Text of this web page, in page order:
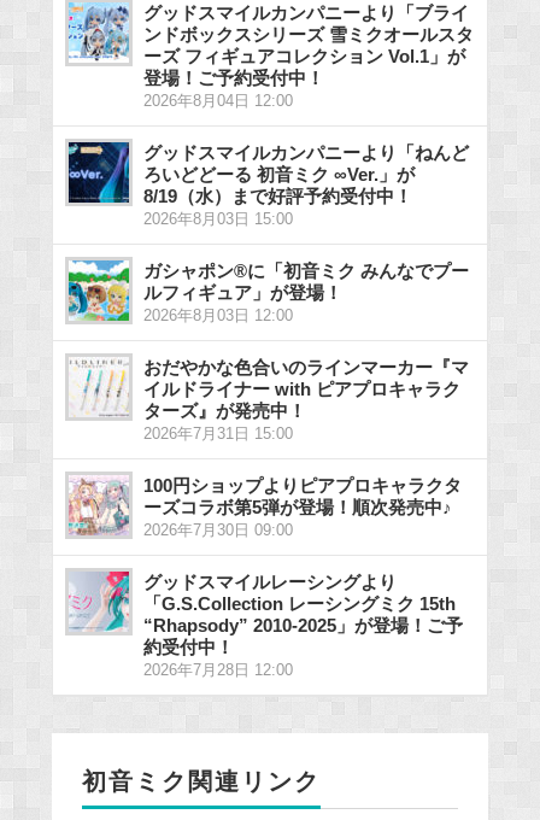
グッドスマイルカンパニーより「ブライ
ンドボックスシリーズ 雪ミクオールスタ
ーズ フィギュアコレクション Vol.1」が
登場！ご予約受付中！
2026年8月04日 12:00
グッドスマイルカンパニーより「ねんど
ろいどどーる 初音ミク ∞Ver.」が
8/19（水）まで好評予約受付中！
2026年8月03日 15:00
ガシャポン®に「初音ミク みんなでプー
ルフィギュア」が登場！
2026年8月03日 12:00
おだやかな色合いのラインマーカー『マ
イルドライナー with ピアプロキャラク
ターズ』が発売中！
2026年7月31日 15:00
100円ショップよりピアプロキャラクタ
ーズコラボ第5弾が登場！順次発売中♪
2026年7月30日 09:00
グッドスマイルレーシングより
「G.S.Collection レーシングミク 15th
“Rhapsody” 2010-2025」が登場！ご予
約受付中！
2026年7月28日 12:00
初音ミク関連リンク